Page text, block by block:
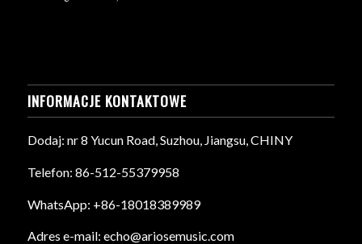
INFORMACJE KONTAKTOWE
Dodaj: nr 8 Yucun Road, Suzhou, Jiangsu, CHINY
Telefon: 86-512-55379958
WhatsApp: +86-18018389989
Adres e-mail: echo@ariosemusic.com